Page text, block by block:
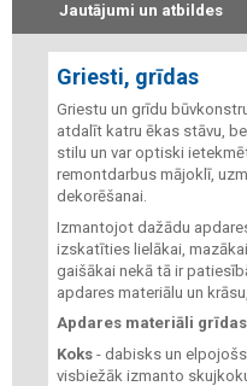
Jautājumi un atbildes
Griesti, grīdas
Griestu un grīdu
atdalīt katru ēkas stāvu,
stilu un var optiski
remontdarbus mājoklī,
dekorēšanai.
Izmantojot dažādu
izskatīties lielākai,
gaišākai nekā tā ir
apdares materiālu un
Apdares materiāli
Koks - dabisks un
visbiežāk izmanto